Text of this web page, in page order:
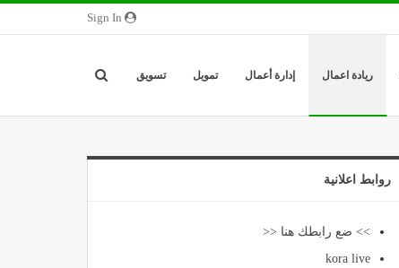
ريادة اعمال إدارة أعمال تمويل تسويق
روابط اعلانية
>> ضع رابطك هنا <<
kora live